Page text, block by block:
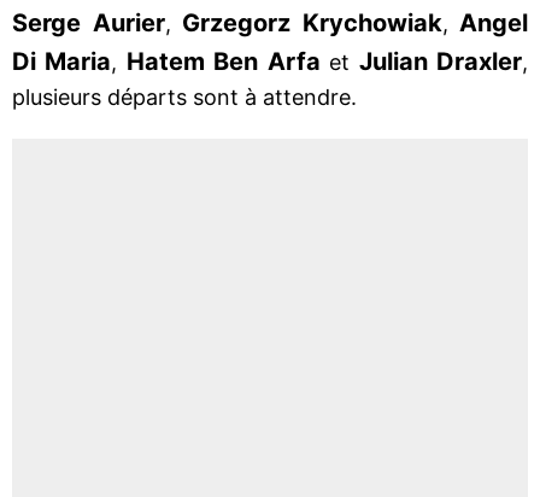
Serge Aurier, Grzegorz Krychowiak, Angel
Di Maria, Hatem Ben Arfa et Julian Draxler,
plusieurs départs sont à attendre.